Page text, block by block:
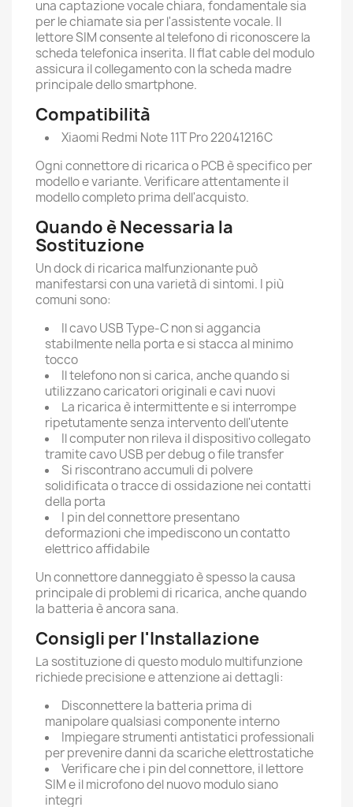
una captazione vocale chiara, fondamentale sia
per le chiamate sia per l'assistente vocale. Il
lettore SIM consente al telefono di riconoscere la
scheda telefonica inserita. Il flat cable del modulo
assicura il collegamento con la scheda madre
principale dello smartphone.
Compatibilità
Xiaomi Redmi Note 11T Pro 22041216C
Ogni connettore di ricarica o PCB è specifico per
modello e variante. Verificare attentamente il
modello completo prima dell'acquisto.
Quando è Necessaria la
Sostituzione
Un dock di ricarica malfunzionante può
manifestarsi con una varietà di sintomi. I più
comuni sono:
Il cavo USB Type-C non si aggancia
stabilmente nella porta e si stacca al minimo
tocco
Il telefono non si carica, anche quando si
utilizzano caricatori originali e cavi nuovi
La ricarica è intermittente e si interrompe
ripetutamente senza intervento dell'utente
Il computer non rileva il dispositivo collegato
tramite cavo USB per debug o file transfer
Si riscontrano accumuli di polvere
solidificata o tracce di ossidazione nei contatti
della porta
I pin del connettore presentano
deformazioni che impediscono un contatto
elettrico affidabile
Un connettore danneggiato è spesso la causa
principale di problemi di ricarica, anche quando
la batteria è ancora sana.
Consigli per l'Installazione
La sostituzione di questo modulo multifunzione
richiede precisione e attenzione ai dettagli:
Disconnettere la batteria prima di
manipolare qualsiasi componente interno
Impiegare strumenti antistatici professionali
per prevenire danni da scariche elettrostatiche
Verificare che i pin del connettore, il lettore
SIM e il microfono del nuovo modulo siano
integri